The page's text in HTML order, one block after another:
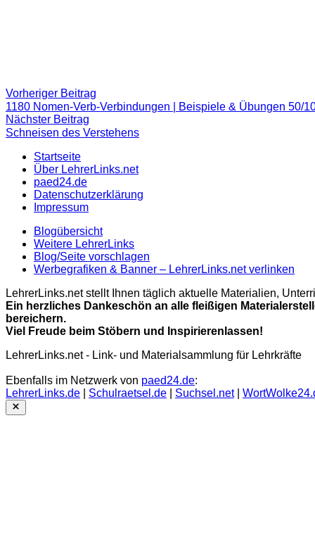
Beitragsnavigation
Vorheriger Beitrag
Beitrag:
1180 Nomen-Verb-Verbindungen | Beispiele & Übungen 50/
Nächster Beitrag
Beitrag
Schneisen des Verstehens
Startseite
Über LehrerLinks.net
paed24.de
Datenschutzerklärung
Impressum
Blogübersicht
Weitere LehrerLinks
Blog/Seite vorschlagen
Werbegrafiken & Banner – LehrerLinks.net verlinken
LehrerLinks.net stellt Ihnen täglich aktuelle Materialien,
Ein herzliches Dankeschön an alle fleißigen
bereichern.
Viel Freude beim Stöbern und Inspirierenlassen!
LehrerLinks.net - Link- und Materialsammlung für Lehrkräfte
Ebenfalls im Netzwerk von paed24.de:
LehrerLinks.de
Schulraetsel.de Suchsel.net|
Close